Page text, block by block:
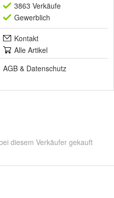
3863 Verkäufe
Gewerblich
Kontakt
Alle Artikel
AGB & Datenschutz
diesem Verkäufer gekauft